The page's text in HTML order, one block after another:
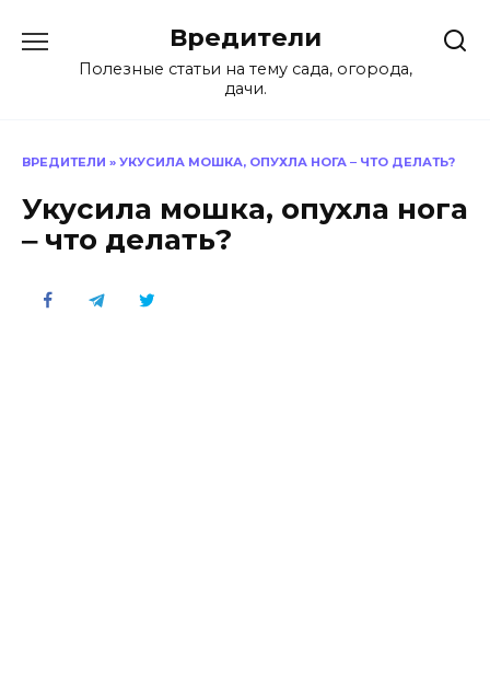
содержанию
Вредители
Полезные статьи на тему сада, огорода,
дачи.
ВРЕДИТЕЛИ » УКУСИЛА МОШКА, ОПУХЛА НОГА ‒ ЧТО ДЕЛАТЬ?
Укусила мошка, опухла нога
‒ что делать?